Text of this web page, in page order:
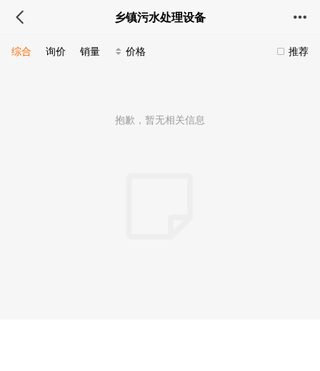
乡镇污水处理设备
推荐
综合 询价 销量 价格
抱歉，暂无相关信息